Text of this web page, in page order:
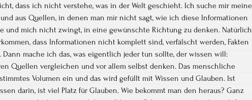
dass ich nicht verstehe, was in der Welt geschieht. Ich suche mir meine
aus Quellen, in denen man mir nicht sagt, wie ich diese Informationen
und mich nicht zwingt, in eine gewünschte Richtung zu denken. Natürlich
dass Informationen nicht komplett sind, verfälscht werden, Fakten
Dann mache ich das, was eigentlich jeder tun sollte, der wissen will:
Quellen vergleichen und vor allem selbst denken. Das menschliche
Volumen ein und das wird gefüllt mit Wissen und Glauben. Ist
darin, ist viel Platz für Glauben. Wie bekommt man den heraus? Ganz